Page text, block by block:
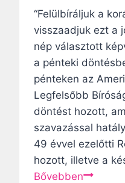
p
á
p
a
s
z
e
r
d
a
s
z
t
u
s
h
ű
s
é
g
e
“Felülbíráljuk a
visszaadjuk ezt a
nép választott
a pénteki
pénteken az
Legfelsőbb
döntést hozott,
szavazással
49 évvel ezelőtti
hozott, illetve a
BővebbenT